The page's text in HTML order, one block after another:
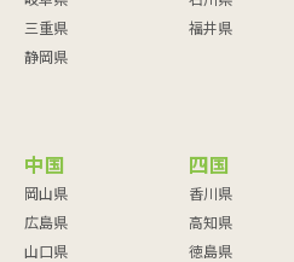
三重県
静岡県
福井県
中国
岡山県
広島県
山口県
四国
香川県
高知県
徳島県